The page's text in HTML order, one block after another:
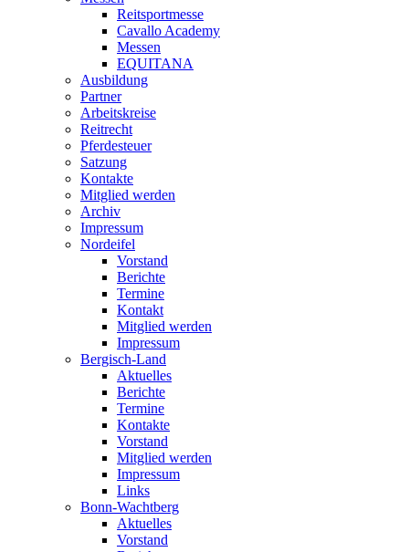
Reitsportmesse
Cavallo Academy
Messen
EQUITANA
Ausbildung
Partner
Arbeitskreise
Reitrecht
Pferdesteuer
Satzung
Kontakte
Mitglied werden
Archiv
Impressum
Nordeifel
Vorstand
Berichte
Termine
Kontakt
Mitglied werden
Impressum
Bergisch-Land
Aktuelles
Berichte
Termine
Kontakte
Vorstand
Mitglied werden
Impressum
Links
Bonn-Wachtberg
Aktuelles
Vorstand